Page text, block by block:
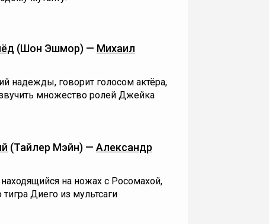
(Шон Эшмор) — Михаил
надежды, говорит голосом актёра,
множество ролей Джейка
(Тайлер Мэйн) — Александр
на ножах с Росомахой,
Диего из мультсаги